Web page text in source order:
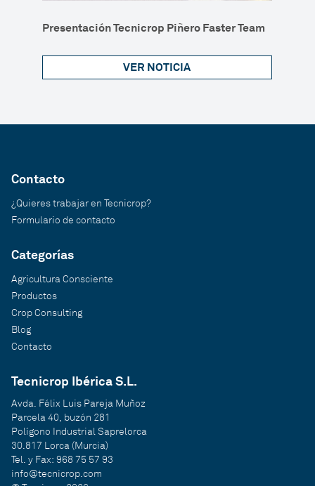
Presentación Tecnicrop Piñero Faster Team
VER NOTICIA
Contacto
¿Quieres trabajar en Tecnicrop?
Formulario de contacto
Categorías
Agricultura Consciente
Productos
Crop Consulting
Blog
Contacto
Tecnicrop Ibérica S.L.
Avda. Félix Luis Pareja Muñoz
Parcela 40, buzón 281
Polígono Industrial Saprelorca
30.817 Lorca (Murcia)
Tel. y Fax: 968 75 57 93
info@tecnicrop.com